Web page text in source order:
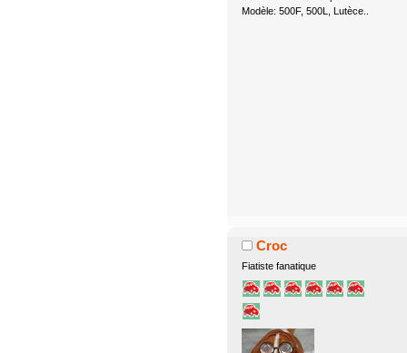
Modèle: 500F, 500L, Lutèce..
Croc
Fiatiste fanatique